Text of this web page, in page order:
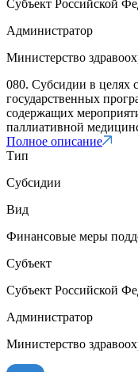
Субъект Российской
Администратор
Министерство
080. Субсидии в целях
государственных
содержащих
паллиативной
Полное описание
Тип
Субсидии
Вид
Финансовые меры
Субъект
Субъект Российской
Администратор
Министерство